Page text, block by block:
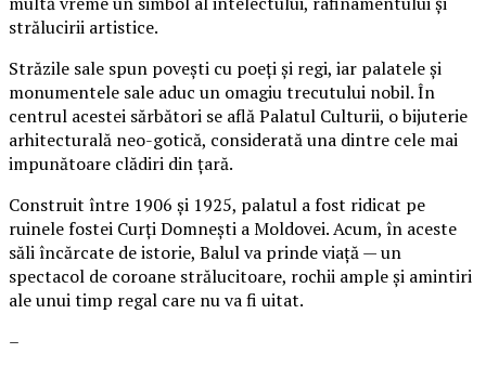
strălucirii artistice.
Străzile sale spun povești cu poeți și regi, iar palatele și
monumentele sale aduc un omagiu trecutului nobil. În
centrul acestei sărbători se află Palatul Culturii, o bijuterie
arhitecturală neo-gotică, considerată una dintre cele mai
impunătoare clădiri din țară.
Construit între 1906 și 1925, palatul a fost ridicat pe
ruinele fostei Curți Domnești a Moldovei. Acum, în aceste
săli încărcate de istorie, Balul va prinde viață — un
spectacol de coroane strălucitoare, rochii ample și amintiri
ale unui timp regal care nu va fi uitat.
–